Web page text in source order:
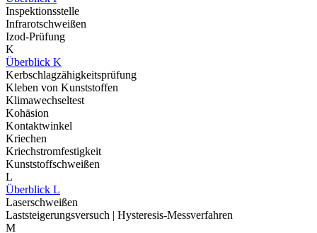
Inspektionsstelle
Infrarotschweißen
Izod-Prüfung
K
Überblick K
Kerbschlagzähigkeitsprüfung
Kleben von Kunststoffen
Klimawechseltest
Kohäsion
Kontaktwinkel
Kriechen
Kriechstromfestigkeit
Kunststoffschweißen
L
Überblick L
Laserschweißen
Laststeigerungsversuch | Hysteresis-Messverfahren
M